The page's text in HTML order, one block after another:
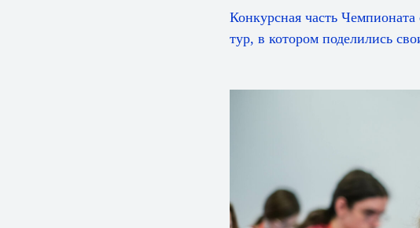
Конкурсная часть
тур, в котором поделились